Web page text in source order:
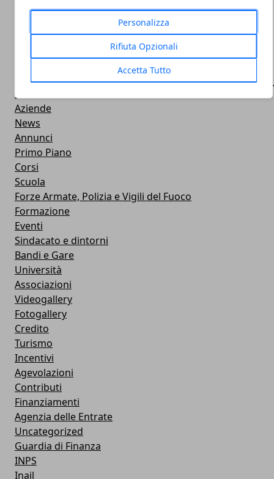
Personalizza
Rifiuta Opzionali
Accetta Tutto
Professionisti
Aziende
News
Annunci
Primo Piano
Corsi
Scuola
Forze Armate, Polizia e Vigili del Fuoco
Formazione
Eventi
Sindacato e dintorni
Bandi e Gare
Università
Associazioni
Videogallery
Fotogallery
Credito
Turismo
Incentivi
Agevolazioni
Contributi
Finanziamenti
Agenzia delle Entrate
Uncategorized
Guardia di Finanza
INPS
Inail